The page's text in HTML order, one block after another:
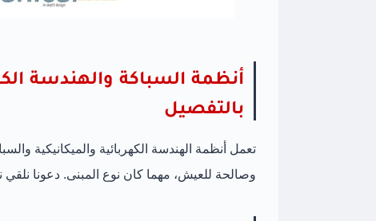
بالتفصيل
تعمل أنظمة الهندسة الكهربائية والميكانيكية
وصالحة للعيش، مهما كان نوع المبنى. دعونا